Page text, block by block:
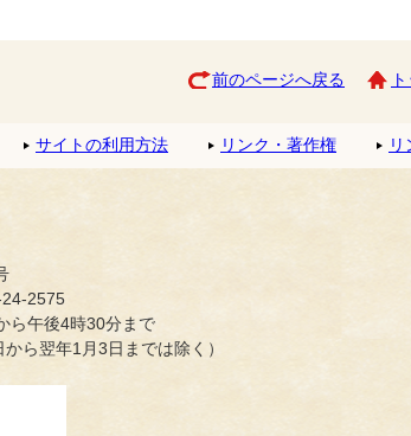
前のページへ戻る
サイトの利用方法 リンク・著作権 リ
2575
ら午後4時30分まで
ら翌年1月3日までは除く）